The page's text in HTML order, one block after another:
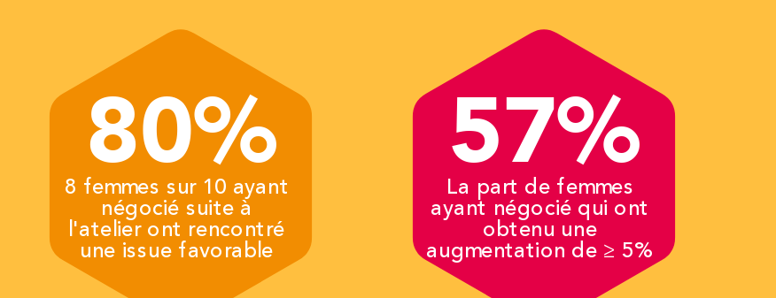
80%
8 femmes sur 10 ayant
négocié suite à
l'atelier ont rencontré
une issue favorable
57%
La part de femmes
ayant négocié qui ont
obtenu une
augmentation de ≥ 5%